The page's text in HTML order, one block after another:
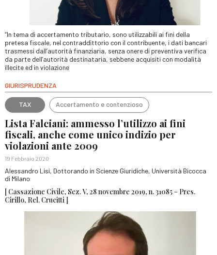
“In tema di accertamento tributario, sono utilizzabili ai fini della
pretesa fiscale, nel contraddittorio con il contribuente, i dati bancari
trasmessi dall’autorità finanziaria, senza onere di preventiva verifica
da parte dell’autorità destinataria, sebbene acquisiti con modalità
illecite ed in violazione
GIURISPRUDENZA
TAX Accertamento e contenzioso
Lista Falciani: ammesso l’utilizzo ai fini
fiscali, anche come unico indizio per
violazioni ante 2009
19 Febbraio 2020
Alessandro Lisi, Dottorando in Scienze Giuridiche, Università Bicocca
di Milano
[ Cassazione Civile, Sez. V, 28 novembre 2019, n. 31085 – Pres.
Cirillo, Rel. Crucitti ]